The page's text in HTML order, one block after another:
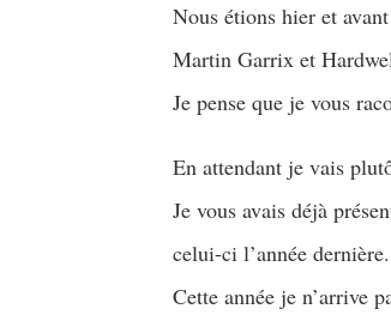
Nous étions hier et
Martin Garrix et
Je pense que je vous
En attendant je vais
Je vous avais déjà
celui-ci l’année dernière.
Cette année je n’arrive